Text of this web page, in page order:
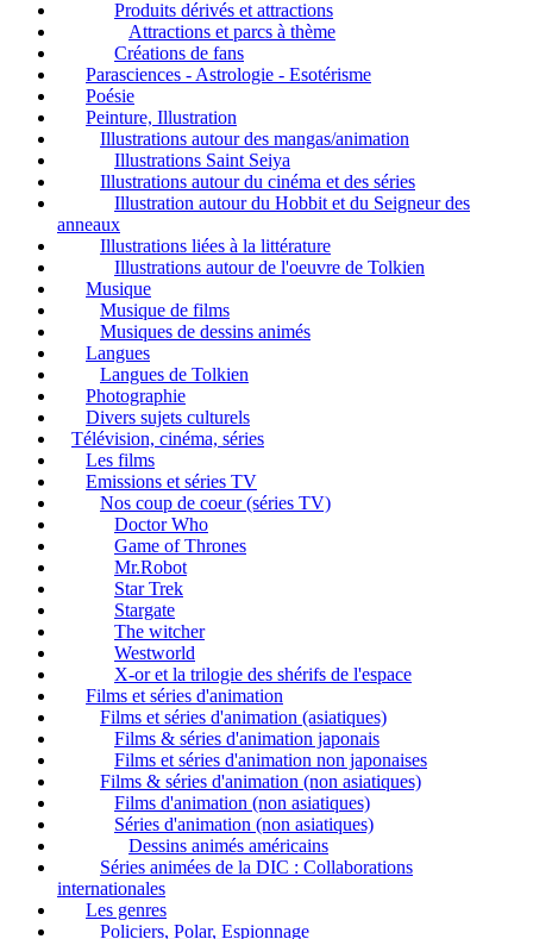
Produits dérivés et attractions
Attractions et parcs à thème
Créations de fans
Parasciences - Astrologie - Esotérisme
Poésie
Peinture, Illustration
Illustrations autour des mangas/animation
Illustrations Saint Seiya
Illustrations autour du cinéma et des séries
Illustration autour du Hobbit et du Seigneur des
anneaux
Illustrations liées à la littérature
Illustrations autour de l'oeuvre de Tolkien
Musique
Musique de films
Musiques de dessins animés
Langues
Langues de Tolkien
Photographie
Divers sujets culturels
Télévision, cinéma, séries
Les films
Emissions et séries TV
Nos coup de coeur (séries TV)
Doctor Who
Game of Thrones
Mr.Robot
Star Trek
Stargate
The witcher
Westworld
X-or et la trilogie des shérifs de l'espace
Films et séries d'animation
Films et séries d'animation (asiatiques)
Films & séries d'animation japonais
Films et séries d'animation non japonaises
Films & séries d'animation (non asiatiques)
Films d'animation (non asiatiques)
Séries d'animation (non asiatiques)
Dessins animés américains
Séries animées de la DIC : Collaborations
internationales
Les genres
Policiers, Polar, Espionnage